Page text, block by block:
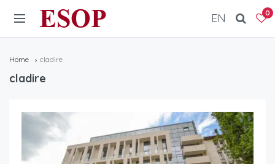
ESOP 0
EN
Home cladire
cladire